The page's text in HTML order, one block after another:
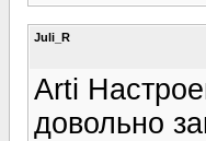
Juli_R
Arti
довольно